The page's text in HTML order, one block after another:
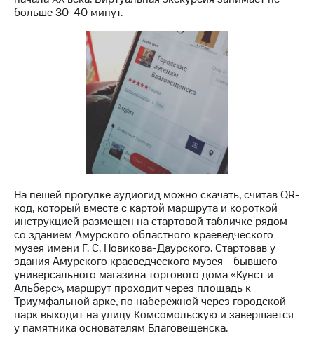
регионе
Корпоративное
управление
Корпоративный
секретарь
Раскрытие
информации
Информация
акционерам
Документы
"МТС"
Собрания
акционеров
Личный
кабинет
акционера
Акционерный
капитал
Контроль
и
аудит
больше 30-40 минут.
На пешей прогулке аудиогид можно скачать, считав QR-
код, который вместе с картой маршрута и короткой
инструкцией размещен на стартовой табличке рядом
со зданием Амурского областного краеведческого
музея имени Г. С. Новикова-Даурского. Стартовав у
здания Амурского краеведческого музея - бывшего
универсального магазина торгового дома «Кунст и
Альберс», маршрут проходит через площадь к
Триумфальной арке, по набережной через городской
парк выходит на улицу Комсомольскую и завершается
у памятника основателям Благовещенска.